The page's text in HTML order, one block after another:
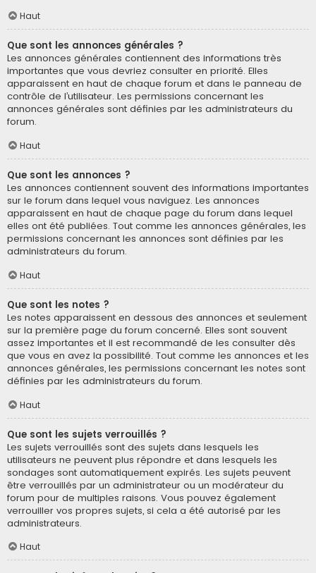
Haut
Que sont les annonces générales ?
Les annonces générales contiennent des informations très
importantes que vous devriez consulter en priorité. Elles
apparaissent en haut de chaque forum et dans le panneau de
contrôle de l’utilisateur. Les permissions concernant les
annonces générales sont définies par les administrateurs du
forum.
Haut
Que sont les annonces ?
Les annonces contiennent souvent des informations importantes
sur le forum dans lequel vous naviguez. Les annonces
apparaissent en haut de chaque page du forum dans lequel
elles ont été publiées. Tout comme les annonces générales, les
permissions concernant les annonces sont définies par les
administrateurs du forum.
Haut
Que sont les notes ?
Les notes apparaissent en dessous des annonces et seulement
sur la première page du forum concerné. Elles sont souvent
assez importantes et il est recommandé de les consulter dès
que vous en avez la possibilité. Tout comme les annonces et les
annonces générales, les permissions concernant les notes sont
définies par les administrateurs du forum.
Haut
Que sont les sujets verrouillés ?
Les sujets verrouillés sont des sujets dans lesquels les
utilisateurs ne peuvent plus répondre et dans lesquels les
sondages sont automatiquement expirés. Les sujets peuvent
être verrouillés par un administrateur ou un modérateur du
forum pour de multiples raisons. Vous pouvez également
verrouiller vos propres sujets, si cela a été autorisé par les
administrateurs.
Haut